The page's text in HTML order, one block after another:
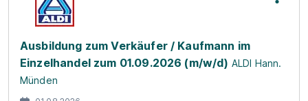
Ausbildung zum Verkäufer / Kaufmann im
Einzelhandel zum 01.09.2026 (m/w/d) ALDI Hann.
Münden